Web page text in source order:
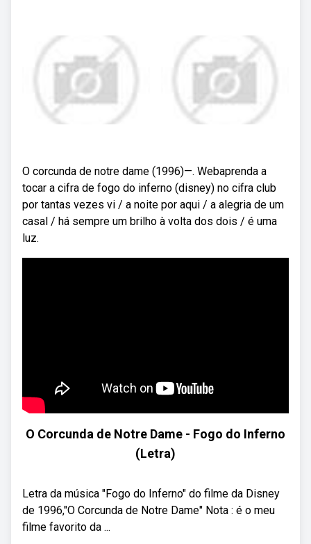
O corcunda de notre dame (1996)—. Webaprenda a
tocar a cifra de fogo do inferno (disney) no cifra club
por tantas vezes vi / a noite por aqui / a alegria de um
casal / há sempre um brilho à volta dos dois / é uma
luz.
O Corcunda de Notre Dame - Fogo do Inferno
(Letra)
Letra da música "Fogo do Inferno" do filme da Disney
de 1996,"O Corcunda de Notre Dame" Nota : é o meu
filme favorito da ...